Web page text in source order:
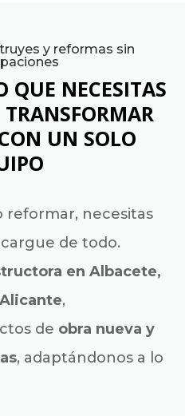
y reformas sin
QUE NECESITAS
UN SOLO
reformar, necesitas
de todo.
en Albacete,
,
de obra nueva y
, adaptándonos a lo